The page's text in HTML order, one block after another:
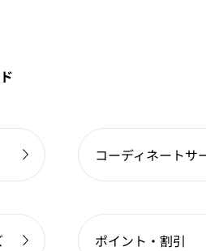
コーディネートサ
ポイント・割引